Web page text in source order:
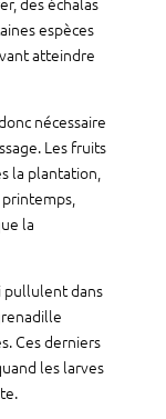
espèces
atteindre
nécessaire
Les fruits
la plantation,
la
pullulent dans
Ces derniers
les larves